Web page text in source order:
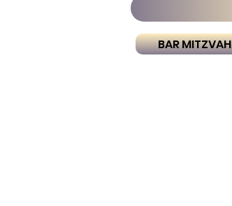
BAR MITZVAH